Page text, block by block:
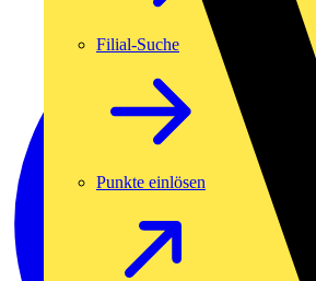
Filial-Suche
Punkte einlösen